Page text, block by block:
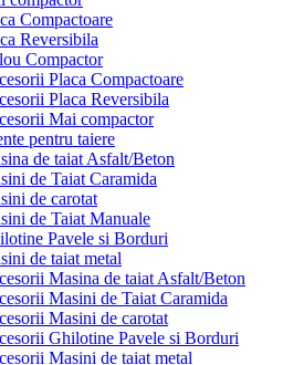
Compactoare
Reversibila
Compactor
Placa Compactoare
Placa Reversibila
Mai compactor
pentru taiere
de taiat Asfalt/Beton
de Taiat Caramida
de carotat
de Taiat Manuale
Pavele si Borduri
de taiat metal
Masina de taiat Asfalt/Beton
Masini de Taiat Caramida
Masini de carotat
Ghilotine Pavele si Borduri
Masini de taiat metal